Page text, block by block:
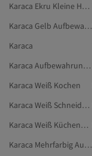
Karaca Ekru Kleine Haushaltsgeräte
Karaca Gelb Aufbewahrungsbehälter
Karaca
Karaca Aufbewahrungsbehälter
Karaca Weiß Kochen
Karaca Weiß Schneidebretter
Karaca Weiß Küchenaufbewahrung & -organisation
Karaca Mehrfarbig Aufbewahrungsbehälter